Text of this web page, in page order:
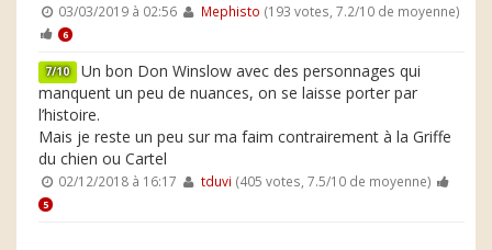
03/03/2019 à 02:56 Mephisto (193 votes, 7.2/10 de moyenne)
6
7/10 Un bon Don Winslow avec des personnages qui
manquent un peu de nuances, on se laisse porter par
l’histoire.
Mais je reste un peu sur ma faim contrairement à la Griffe
du chien ou Cartel
02/12/2018 à 16:17 tduvi (405 votes, 7.5/10 de moyenne)
5